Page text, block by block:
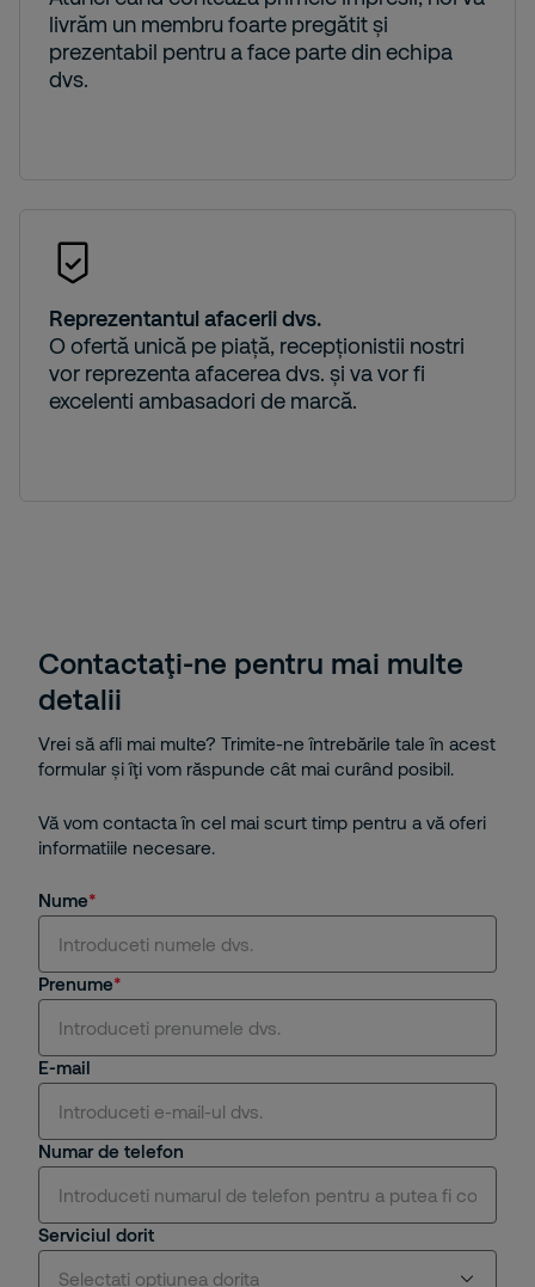
livrăm un membru foarte pregătit și
prezentabil pentru a face parte din echipa
dvs.
Reprezentantul afacerii dvs.
O ofertă unică pe piață, recepționistii nostri
vor reprezenta afacerea dvs. și va vor fi
excelenti ambasadori de marcă.
Contactaţi-ne pentru mai multe
detalii
Vrei să afli mai multe? Trimite-ne întrebările tale în acest
formular și îţi vom răspunde cât mai curând posibil.
Vă vom contacta în cel mai scurt timp pentru a vă oferi
informatiile necesare.
Nume
Prenume
E-mail
Numar de telefon
Serviciul dorit
Selectati optiunea dorita